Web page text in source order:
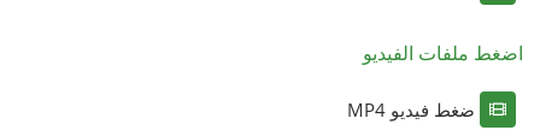
اضغط ملفات الفيديو
ضغط فيديو MP4